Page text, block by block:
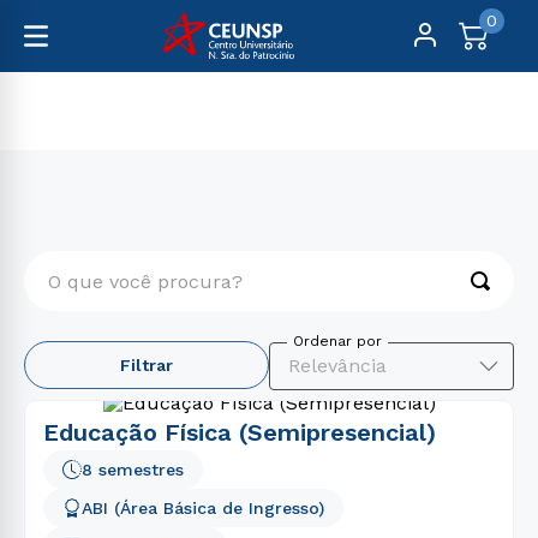
0
Filtrar Relevância
Educação Física (Semipresencial)
ABI (Área Básica de Ingresso)
8 semestres
TERMOS MAIS BUSCADOS
engenharia
2 º
psicologia
enfermagem